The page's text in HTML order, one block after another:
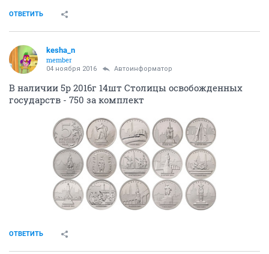
ОТВЕТИТЬ
kesha_n
member
04 ноября 2016 Автоинформатор
В наличии 5р 2016г 14шт Столицы освобожденных
государств - 750 за комплект
ОТВЕТИТЬ